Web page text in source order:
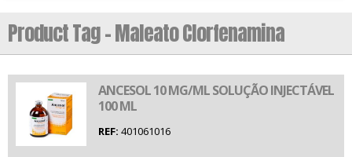
Product Tag - Maleato Clorfenamina
ANCESOL 10 MG/ML SOLUÇÃO INJECTÁVEL
100 ML
REF: 401061016